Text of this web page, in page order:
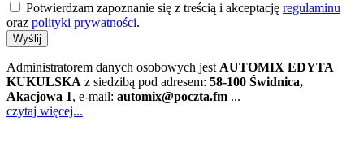
Potwierdzam zapoznanie się z treścią i akceptację regulaminu
oraz polityki prywatności.
Wyślij
Administratorem danych osobowych jest AUTOMIX EDYTA
KUKULSKA z siedzibą pod adresem: 58-100 Świdnica,
Akacjowa 1, e-mail: automix@poczta.fm ...
czytaj więcej...